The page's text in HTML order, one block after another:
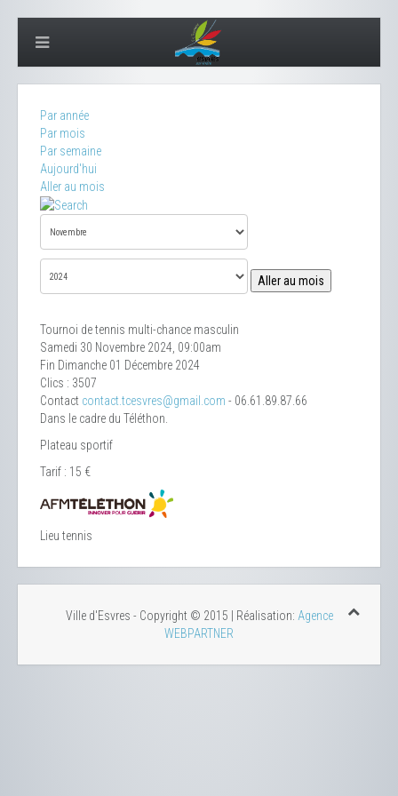
Par année
Par mois
Par semaine
Aujourd'hui
Aller au mois
Aller au mois
Tournoi de tennis multi-chance masculin
Samedi 30 Novembre 2024, 09:00am
Fin Dimanche 01 Décembre 2024
Clics : 3507
Contact contact.tcesvres@gmail.com - 06.61.89.87.66
Dans le cadre du Téléthon.
Plateau sportif
Tarif : 15 €
Lieu tennis
Ville d'Esvres - Copyright © 2015 | Réalisation: Agence
WEBPARTNER